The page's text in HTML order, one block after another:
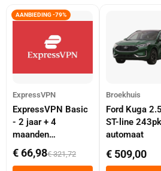
AANBIEDING -79%
ExpressVPN
ExpressVPN Basic
- 2 jaar + 4
maanden
abonnement
€ 66,98€ 321,72
Broekhuis
Ford Kuga
ST-line 243pk
automaat
€ 509,00